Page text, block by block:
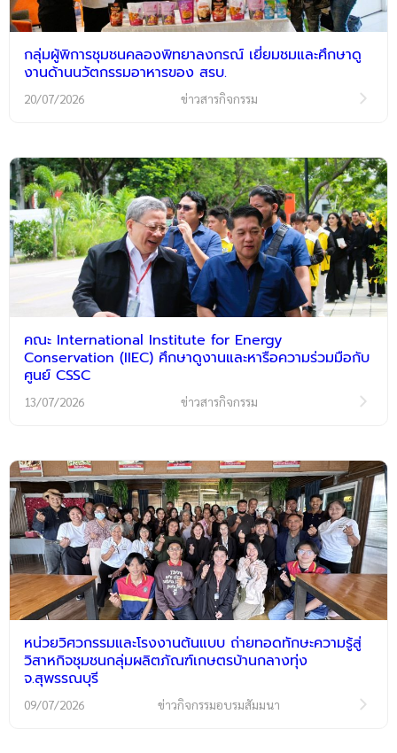
กลุ่มผู้พิการชุมชนคลองพิทยาลงกรณ์ เยี่ยมชมและศึกษาดู
งานด้านนวัตกรรมอาหารของ สรบ.
20/07/2026 ข่าวสารกิจกรรม
คณะ International Institute for Energy
Conservation (IIEC) ศึกษาดูงานและหารือความร่วมมือกับ
ศูนย์ CSSC
13/07/2026 ข่าวสารกิจกรรม
หน่วยวิศวกรรมและโรงงานต้นแบบ ถ่ายทอดทักษะความรู้สู่
วิสาหกิจชุมชนกลุ่มผลิตภัณฑ์เกษตรบ้านกลางทุ่ง
จ.สุพรรณบุรี
09/07/2026 ข่าวกิจกรรมอบรมสัมมนา